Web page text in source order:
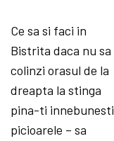
Ce sa si faci in
Bistrita daca nu sa
colinzi orasul de la
dreapta la stinga
pina-ti innebunesti
picioarele – sa